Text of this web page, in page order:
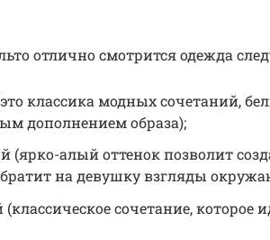
отлично смотрится одежда
классика модных сочетаний,
дополнением образа);
(ярко-алый оттенок позволит
на девушку взгляды
сочетание, которое